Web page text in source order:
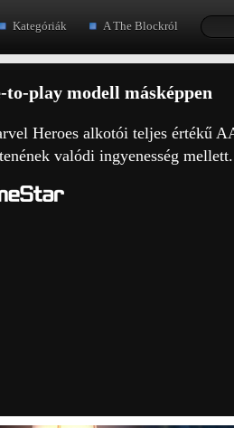
Kategóriák A The Blockról
to-play modell másképpen
Heroes alkotói teljes értékű
valódi ingyenesség mellett.